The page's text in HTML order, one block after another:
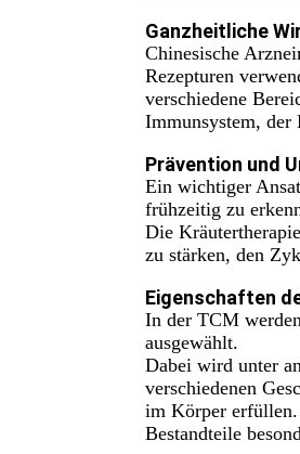
Ganzheitliche
Chinesische
Rezepturen
verschiedene
Immunsystem, der
Prävention und
Ein wichtiger
frühzeitig zu
Die
zu stärken, den
Eigenschaften
In der TCM
ausgewählt.
Dabei wird unter
verschiedenen
im Körper
Bestandteile